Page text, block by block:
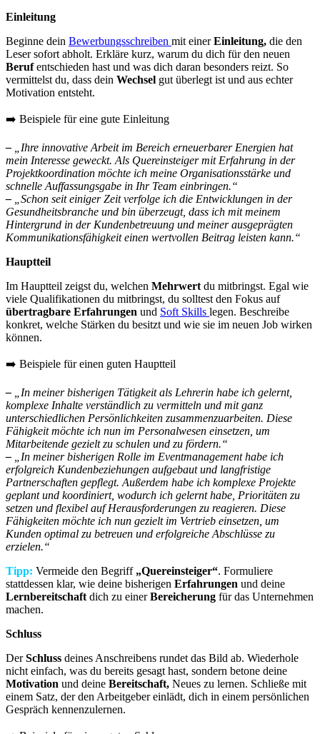
Einleitung
Beginne dein Bewerbungsschreiben mit einerEinleitung, die den
Leser sofort abholt. Erkläre kurz, warum du dich für den neuen
Berufentschieden hast und was dich daran besonders reizt. So
vermittelst du, dass dein Wechsel gut überlegt ist und aus echter
Motivation entsteht.
➡️ Beispiele für eine gute Einleitung
–
„Ihre innovative Arbeit im Bereich erneuerbarer Energien hat
mein Interesse geweckt. Als Quereinsteiger mit Erfahrung in der
Projektkoordination möchte ich meine Organisationsstärke und
schnelle Auffassungsgabe in Ihr Team einbringen.“
–
„Schon seit einiger Zeit verfolge ich die Entwicklungen in der
Gesundheitsbranche und bin überzeugt, dass ich mit meinem
Hintergrund in der Kundenbetreuung und meiner ausgeprägten
Kommunikationsfähigkeit einen wertvollen Beitrag leisten kann.“
Hauptteil
Im Hauptteil zeigst du, welchen Mehrwert du mitbringst. Egal wie
viele Qualifikationen du mitbringst, du solltest den Fokus auf
übertragbare Erfahrungen und Soft Skills legen. Beschreibe
konkret, welche Stärken du besitzt und wie sie im neuen Job wirken
können.
➡️ Beispiele für einen guten Hauptteil
–
„In meiner bisherigen Tätigkeit als Lehrerin habe ich gelernt,
komplexe Inhalte verständlich zu vermitteln und mit ganz
unterschiedlichen Persönlichkeiten zusammenzuarbeiten. Diese
Fähigkeit möchte ich nun im Personalwesen einsetzen, um
Mitarbeitende gezielt zu schulen und zu fördern.“
–
„In meiner bisherigen Rolle im Eventmanagement habe ich
erfolgreich Kundenbeziehungen aufgebaut und langfristige
Partnerschaften gepflegt. Außerdem habe ich komplexe Projekte
geplant und koordiniert, wodurch ich gelernt habe, Prioritäten zu
setzen und flexibel auf Herausforderungen zu reagieren. Diese
Fähigkeiten möchte ich nun gezielt im Vertrieb einsetzen, um
Kunden optimal zu betreuen und erfolgreiche Abschlüsse zu
erzielen.“
Tipp: Vermeide den Begriff „Quereinsteiger“. Formuliere
stattdessen klar, wie deine bisherigen Erfahrungen und deine
Lernbereitschaft dich zu einerBereicherung für das Unternehmen
machen.
Schluss
DerSchluss deines Anschreibens rundet das Bild ab. Wiederhole
nicht einfach, was du bereits gesagt hast, sondern betone deine
Motivation und deine Bereitschaft, Neues zu lernen. Schließe mit
einem Satz, der den Arbeitgeber einlädt, dich in einem persönlichen
Gespräch kennenzulernen.